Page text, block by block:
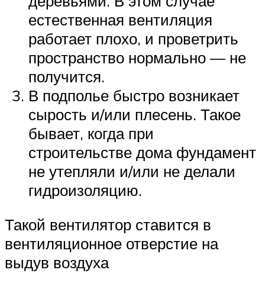
естественная вентиляция
работает плохо, и проветрить
пространство нормально — не
получится.
В подполье быстро возникает
сырость и/или плесень. Такое
бывает, когда при
строительстве дома фундамент
не утепляли и/или не делали
гидроизоляцию.
Такой вентилятор ставится в
вентиляционное отверстие на
выдув воздуха